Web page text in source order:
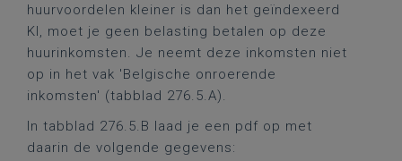
huurvoordelen kleiner is dan het geïndexeerd
KI, moet je geen belasting betalen op deze
huurinkomsten. Je neemt deze inkomsten niet
op in het vak 'Belgische onroerende
inkomsten' (tabblad 276.5.A).
In tabblad 276.5.B laad je een pdf op met
daarin de volgende gegevens: